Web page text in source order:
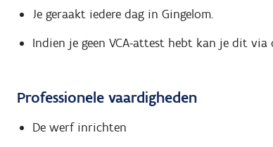
Je geraakt iedere dag in Gingelom.
Indien je geen VCA-attest hebt kan je dit via
Professionele vaardigheden
De werf inrichten